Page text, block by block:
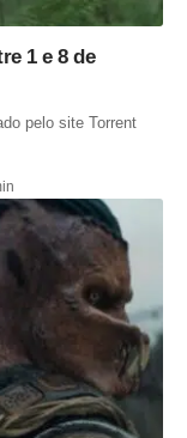
1 e 8 de
pelo site Torrent